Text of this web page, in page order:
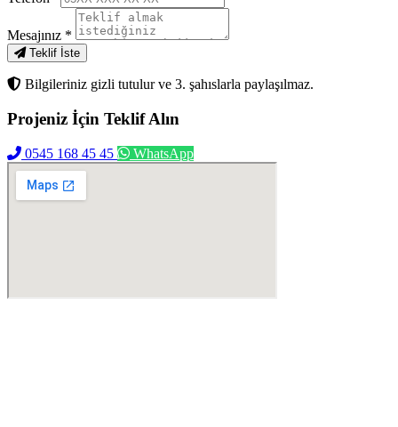
Mesajınız *
Teklif İste
Bilgileriniz gizli tutulur ve 3. şahıslarla paylaşılmaz.
Projeniz İçin Teklif Alın
0545 168 45 45 WhatsApp